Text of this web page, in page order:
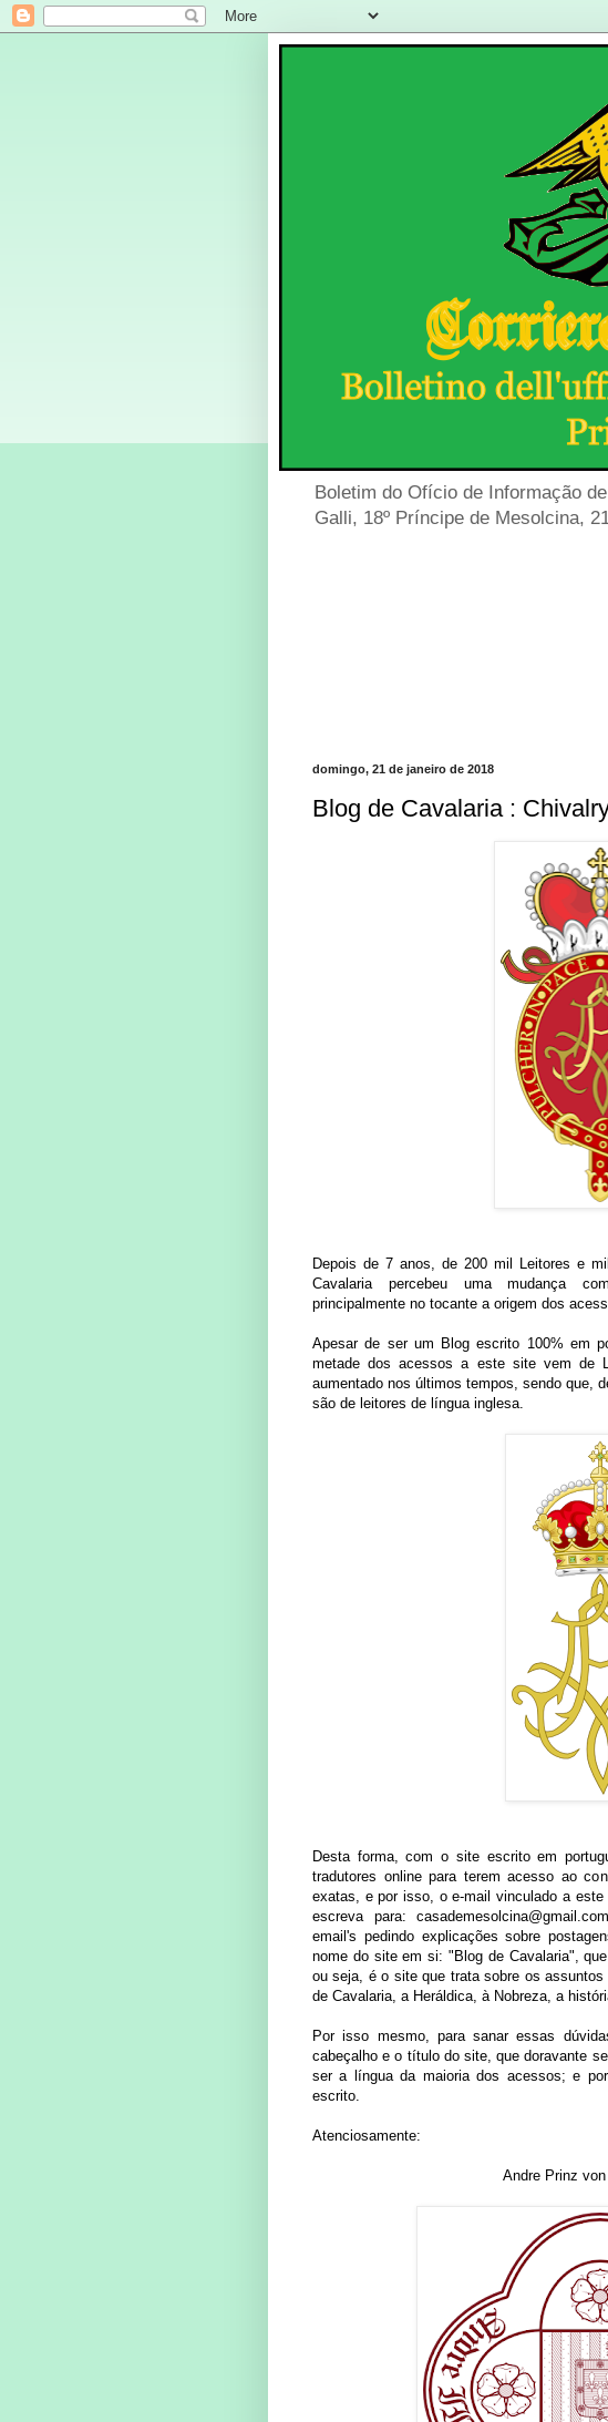
Boletim do Ofício de Informação
Galli, 18º Príncipe de Mesolcina,
domingo, 21 de janeiro de 2018
Blog de Cavalaria :
Depois de 7 anos, de 200 mil Leitores e
Cavalaria percebeu uma mudança
principalmente no tocante a origem dos
Apesar de ser um Blog escrito 100% em
metade dos acessos a este site vem de
aumentado nos últimos tempos, sendo que,
são de leitores de língua inglesa.
Desta forma, com o site escrito em
tradutores online para terem acesso ao
exatas, e por isso, o e-mail vinculado a
escreva para:
email's pedindo explicações sobre
nome do site em si: "Blog de Cavalaria",
ou seja, é o site que trata sobre os
de Cavalaria, a Heráldica, à Nobreza, a
Por isso mesmo, para sanar essas
cabeçalho e o título do site, que doravante
ser a língua da maioria dos acessos; e
escrito.
Atenciosamente:
Andre Prinz